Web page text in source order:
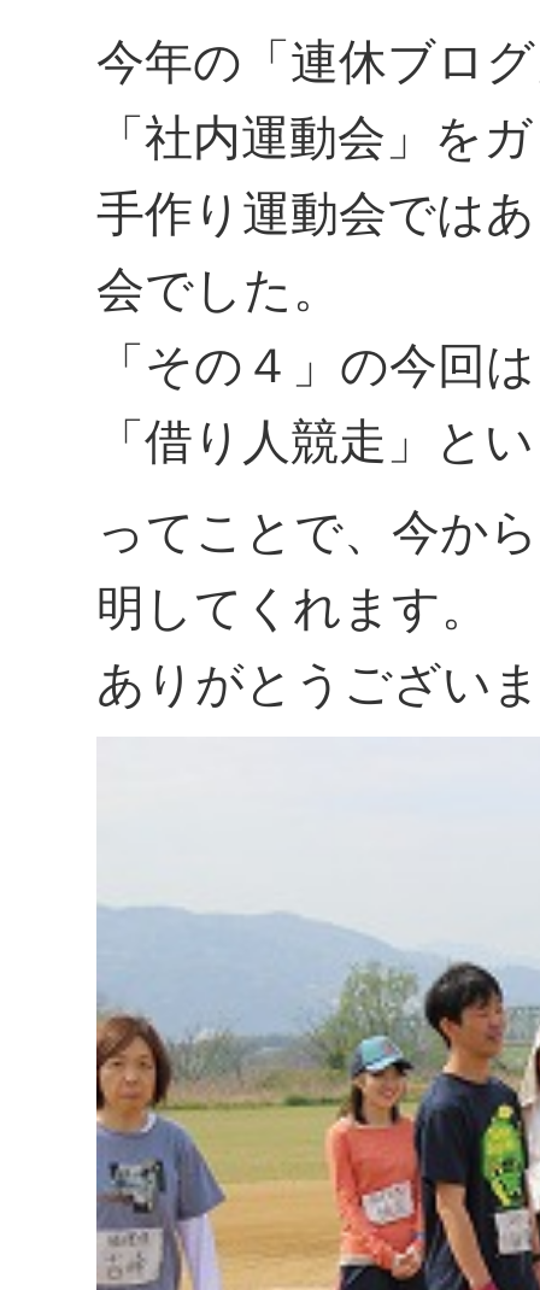
今年の「連休ブロ
「社内運動会」を
手作り運動会では
会でした。
「その４」の今回
「借り人競走」と
ってことで、今か
明してくれます。
ありがとうござい